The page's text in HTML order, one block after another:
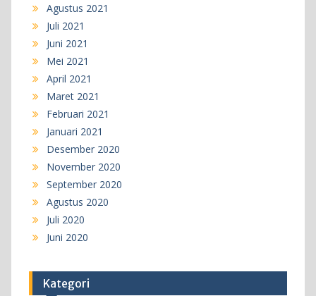
Agustus 2021
Juli 2021
Juni 2021
Mei 2021
April 2021
Maret 2021
Februari 2021
Januari 2021
Desember 2020
November 2020
September 2020
Agustus 2020
Juli 2020
Juni 2020
Kategori